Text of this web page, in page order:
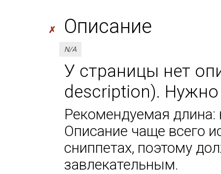
✗ Описание
N/A
У страницы нет
description).
Рекомендуемая длина:
Описание чаще всего
сниппетах, поэтому
завлекательным.